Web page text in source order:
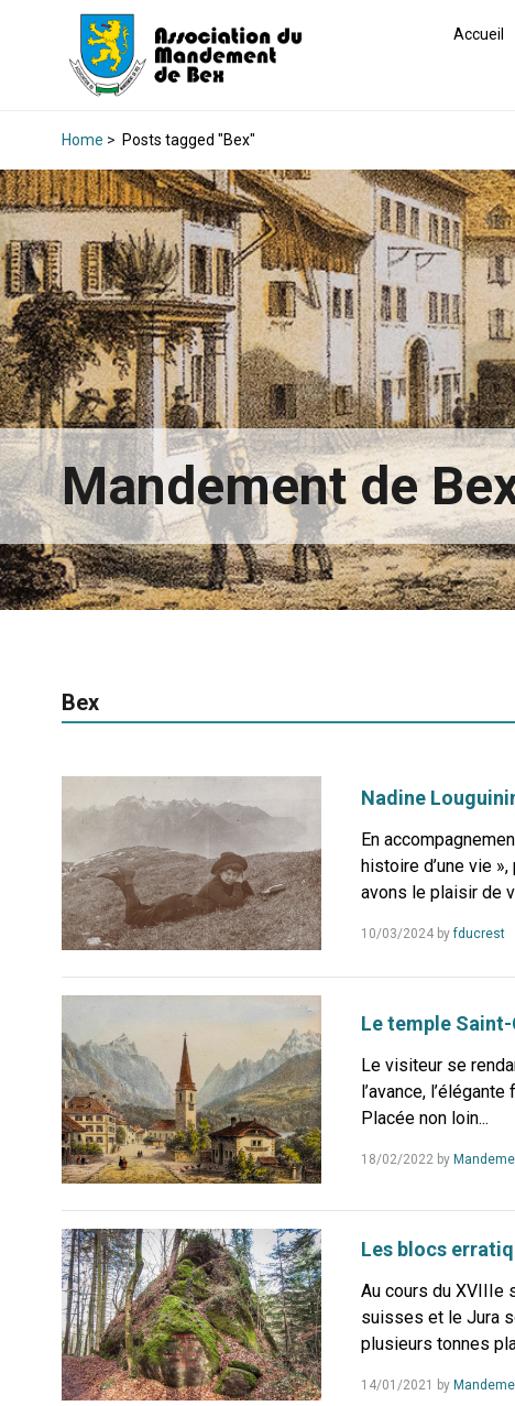
Accueil
Home > Posts tagged "Bex"
Mandement de
Bex
Nadine
En
histoire d’une vie
avons le plaisir de
10/03/2024byfducrest
Le temple
Le visiteur se
l’avance,
Placée non loin...
18/02/2022by
Les blocs
Au cours du XVIIIe
suisses et le Jura
plusieurs tonnes
14/01/2021 by